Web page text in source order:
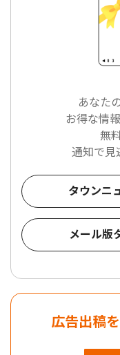
あなた
お得な情
無
通知で見
タウンニ
メール版
広告出稿